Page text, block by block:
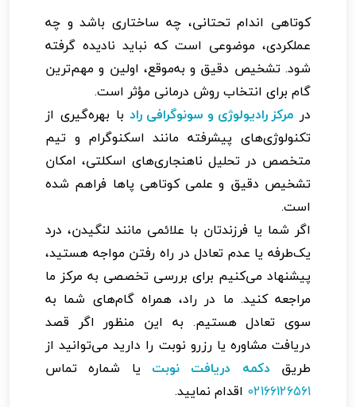
کوتاهی اندام تحتانی، چه ساختاری باشد و چه
عملکردی، موضوعی است که نباید نادیده گرفته
شود. تشخیص دقیق و به‌موقع، اولین و مهم‌ترین
گام برای انتخاب روش درمانی مؤثر است.
در مرکز رادیولوژی و سونوگرافی رادبا بهره‌گیری از
تکنولوژی‌های پیشرفته مانند اسکنوگرام و تیم
متخصص در تحلیل ناهنجاری‌های اسکلتی، امکان
تشخیص دقیق و علمی کوتاهی پاها فراهم شده
است.
اگر شما یا فرزندتان با علائمی مانند لنگیدن، درد
یک‌طرفه یا عدم تعادل در راه رفتن مواجه هستید،
پیشنهاد می‌کنیم برای بررسی تخصصی به مرکز ما
مراجعه کنید. ما در راد، همراه گام‌های شما به
سوی تعادل هستیم. به این منظور اگر قصد
دریافت مشاوره یا رزرو نوبت را دارید می‌توانید از
طریق دکمه دریافت نوبت یا شماره تماس
02166126561 اقدام نمایید.